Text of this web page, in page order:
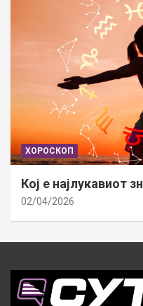
ХОРОСКОП
Кој е најлукавиот
02/04/2026